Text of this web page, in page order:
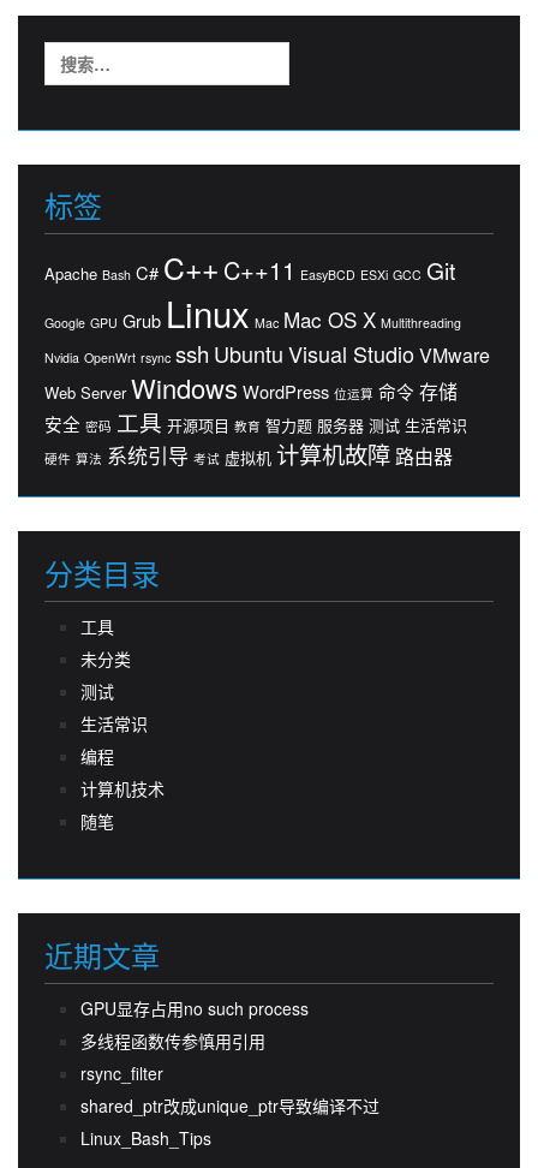
索：
标签
Apache Bash C# C++ C++11 EasyBCD ESXi GCC Git
Google GPU Grub Linux Mac Mac OS X Multithreading
Nvidia OpenWrt rsync ssh UbuntuVisual StudioVMware
Web Server Windows WordPress 位运算 命令 存储
安全 密码 工具 开源项目 教育 智力题 服务器 测试 生活常识
硬件 算法 系统引导 考试 虚拟机 计算机故障 路由器
分类目录
工具
未分类
测试
生活常识
编程
计算机技术
随笔
近期文章
GPU显存占用no such process
多线程函数传参慎用引用
rsync_filter
shared_ptr改成unique_ptr导致编译不过
Linux_Bash_Tips